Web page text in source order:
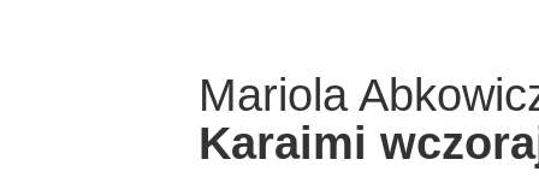
Mariola
Karaimi